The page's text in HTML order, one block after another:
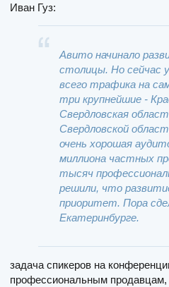
Иван Гуз:
Авито начинало
столицы. Но сейчас
всего трафика на
три крупнейшие -
Свердловская
Свердловской
очень хорошая
миллиона частных
тысяч
решили, что
приоритет. Пора
Екатеринбурге.
задача спикеров на
профессиональным